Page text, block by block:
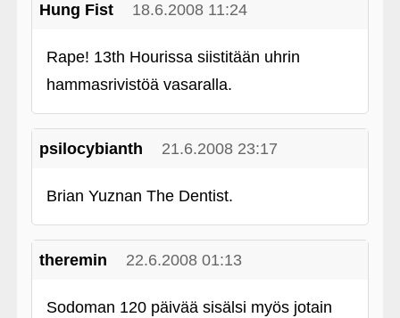
Hung Fist 18.6.2008 11:24
Rape! 13th Hourissa siistitään uhrin
hammasrivistöä vasaralla.
psilocybianth 21.6.2008 23:17
Brian Yuznan The Dentist.
theremin 22.6.2008 01:13
Sodoman 120 päivää sisälsi myös jotain